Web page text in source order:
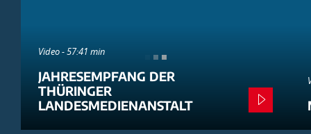
Video - 57:41 min
JAHRESEMPFANG DER
THÜRINGER
LANDESMEDIENANSTALT